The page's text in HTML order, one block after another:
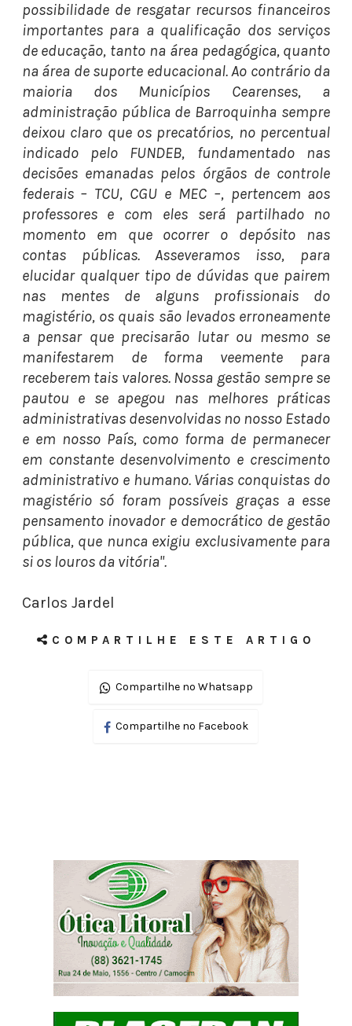
possibilidade de resgatar recursos financeiros
importantes para a qualificação dos serviços
de educação, tanto na área pedagógica, quanto
na área de suporte educacional. Ao contrário da
maioria dos Municípios Cearenses, a
administração pública de Barroquinha sempre
deixou claro que os precatórios, no percentual
indicado pelo FUNDEB, fundamentado nas
decisões emanadas pelos órgãos de controle
federais – TCU, CGU e MEC –, pertencem aos
professores e com eles será partilhado no
momento em que ocorrer o depósito nas
contas públicas. Asseveramos isso, para
elucidar qualquer tipo de dúvidas que pairem
nas mentes de alguns profissionais do
magistério, os quais são levados erroneamente
a pensar que precisarão lutar ou mesmo se
manifestarem de forma veemente para
receberem tais valores. Nossa gestão sempre se
pautou e se apegou nas melhores práticas
administrativas desenvolvidas no nosso Estado
e em nosso País, como forma de permanecer
em constante desenvolvimento e crescimento
administrativo e humano. Várias conquistas do
magistério só foram possíveis graças a esse
pensamento inovador e democrático de gestão
pública, que nunca exigiu exclusivamente para
si os louros da vitória".
Carlos Jardel
COMPARTILHE ESTE ARTIGO
Compartilhe no Whatsapp
Compartilhe no Facebook